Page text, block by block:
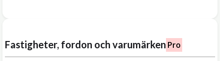
Fastigheter, fordon och varumärken Pro